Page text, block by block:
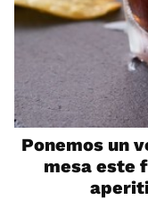
Ponemos un
mesa este